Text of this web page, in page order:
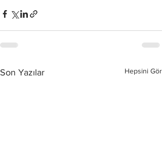
Son Yazılar Hepsini Gör